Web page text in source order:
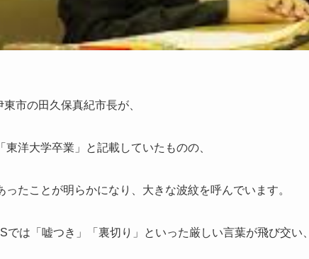
市の田久保真紀市長が、
東洋大学卒業」と記載していたものの、
ったことが明らかになり、大きな波紋を呼んでいます。
では「嘘つき」「裏切り」といった厳しい言葉が飛び交い、